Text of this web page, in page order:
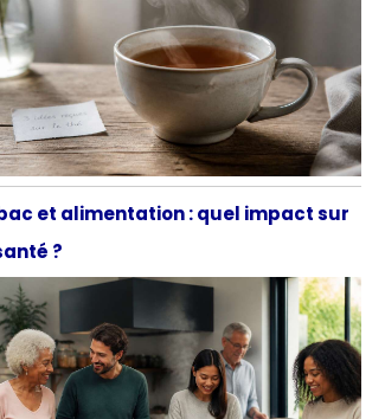
et alimentation : quel impact sur
?